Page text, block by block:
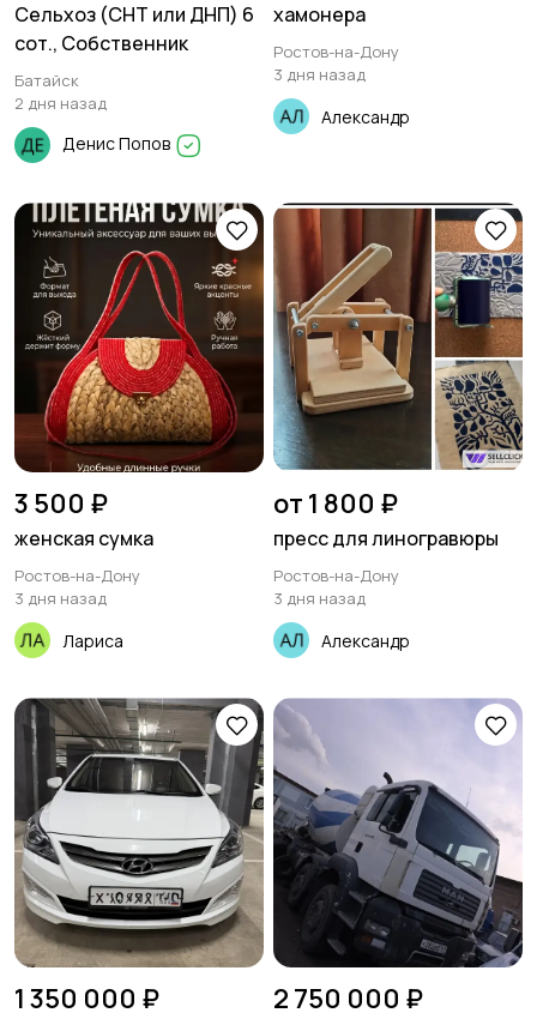
Сельхоз (СНТ или ДНП) 6
сот., Собственник
Батайск
2 дня назад
Денис Попов
хамонера
Ростов-на-Дону
3 дня назад
Александр
3 500 ₽
женская сумка
Ростов-на-Дону
3 дня назад
Лариса
от 1 800 ₽
пресс для линогравюры
Ростов-на-Дону
3 дня назад
Александр
1 350 000 ₽ 2 750 000 ₽